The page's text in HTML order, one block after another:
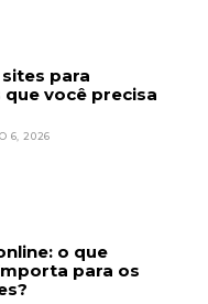
para
você precisa
6, 2026
o que
para os